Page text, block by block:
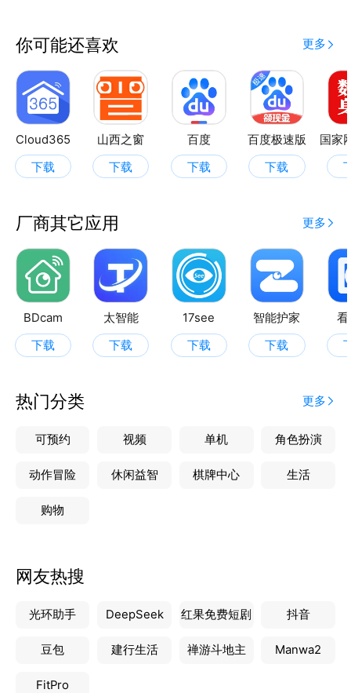
你可能还喜欢 更多
Cloud365
下载
山西之窗
下载
百度
下载
百度极速版
下载
厂商其它应用 更多
BDcam
下载
太智能
下载
17see
下载
智能护家
下载
热门分类 更多
可预约 视频 单机 角色扮演
动作冒险 休闲益智 棋牌中心 生活
购物
网友热搜
光环助手 DeepSeek 红果免费短剧 抖音
豆包 建行生活 禅游斗地主 Manwa2
FitPro